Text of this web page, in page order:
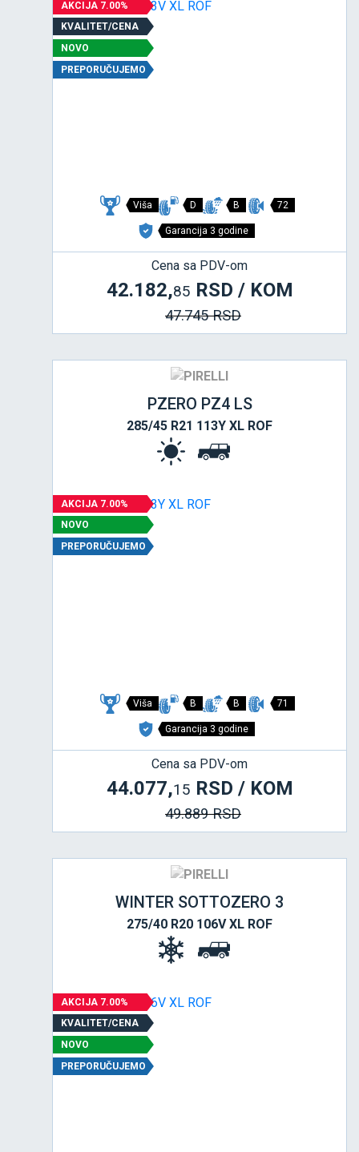
AKCIJA 7.00%
KVALITET/CENA
NOVO
PREPORUČUJEMO
Viša D B 72
Garancija 3 godine
Cena sa PDV-om
42.182,85 RSD / KOM
47.745 RSD
PZERO PZ4 LS
285/45 R21 113Y XL ROF
AKCIJA 7.00%
NOVO
PREPORUČUJEMO
Viša B B 71
Garancija 3 godine
Cena sa PDV-om
44.077,15 RSD / KOM
49.889 RSD
WINTER SOTTOZERO 3
275/40 R20 106V XL ROF
AKCIJA 7.00%
KVALITET/CENA
NOVO
PREPORUČUJEMO